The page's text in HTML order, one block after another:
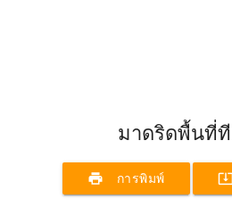
มาดริดพื้นที่
print การพิมพ์